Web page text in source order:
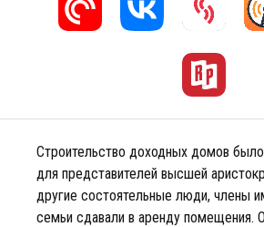
Строительство доходных домов
для представителей высшей
другие состоятельные люди, члены
семьи сдавали в аренду помещения.